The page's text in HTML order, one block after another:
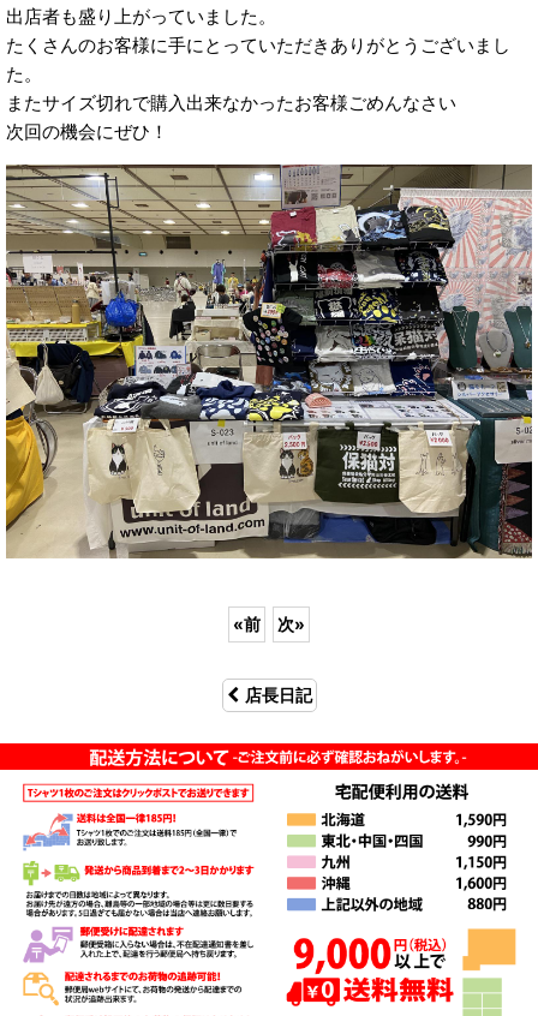
出店者も盛り上がっていました。
たくさんのお客様に手にとっていただきありがとうございまし
た。
またサイズ切れで購入出来なかったお客様ごめんなさい
次回の機会にぜひ！
«前 次»
店長日記